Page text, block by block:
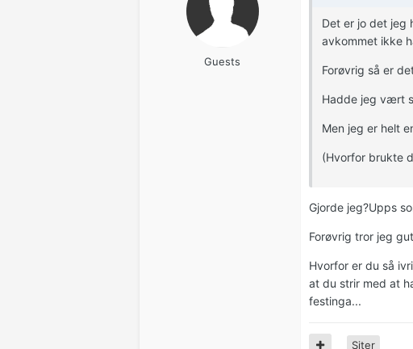
Guests
Det er jo det jeg
avkommet ikke
Forøvrig så er
Hadde jeg vært
Men jeg er helt
(Hvorfor brukte
Gjorde jeg?Upps
Forøvrig tror jeg
Hvorfor er du så
at du strir med at
festinga...
Siter